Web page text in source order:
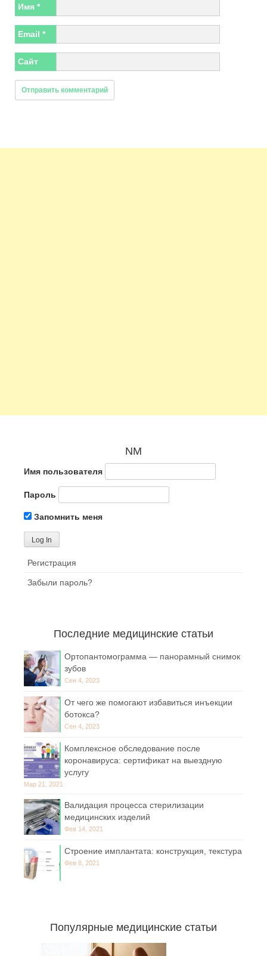
Имя *
Email *
Сайт
NM
Имя пользователя
Пароль
Запомнить меня
Регистрация
Забыли пароль?
Последние медицинские статьи
Ортопантомограмма — панорамный снимок
зубов
Сен 4, 2023
От чего же помогают избавиться инъекции
ботокса?
Сен 4, 2023
Комплексное обследование после
коронавируса: сертификат на выездную
услугу
Мар 21, 2021
Валидация процесса стерилизации
медицинских изделий
Фев 14, 2021
Строение имплантата: конструкция, текстура
Фев 8, 2021
Популярные медицинские статьи